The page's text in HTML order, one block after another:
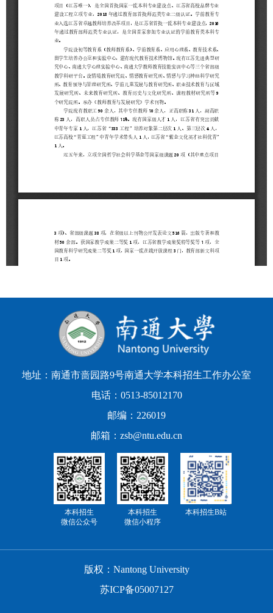
地址：南通市啬园路9号南通大学本科招生工作办公室
电话：0513-85012170
邮编：226019
邮箱：zsb@ntu.edu.cn
本科招生
微信公众号
本科招生
微信小程序
本科招生B站
版权：Nantong University
苏ICP备05007127